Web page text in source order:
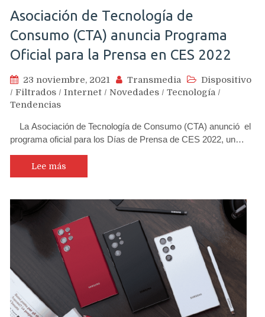
Asociación de Tecnología de
Consumo (CTA) anuncia Programa
Oficial para la Prensa en CES 2022
23 noviembre, 2021 Transmedia
Dispositivo
/ Filtrados / Internet / Novedades / Tecnología /
Tendencias
La Asociación de Tecnología de Consumo (CTA) anunció el
programa oficial para los Días de Prensa de CES 2022, un…
Lee más